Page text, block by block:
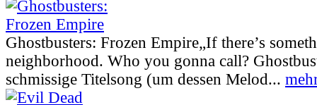
Ghostbusters: Frozen Empire„If there’s
neighborhood. Who you gonna call?
schmissige Titelsong (um dessen Melod...